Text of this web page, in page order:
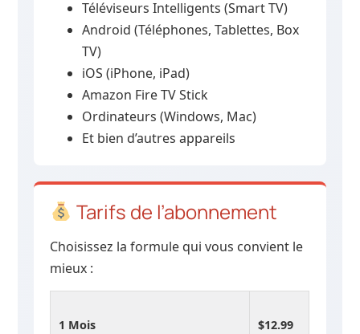
Téléviseurs Intelligents (Smart TV)
Android (Téléphones, Tablettes, Box
TV)
iOS (iPhone, iPad)
Amazon Fire TV Stick
Ordinateurs (Windows, Mac)
Et bien d’autres appareils
Tarifs de l’abonnement
Choisissez la formule qui vous convient le
mieux :
1 Mois $12.99